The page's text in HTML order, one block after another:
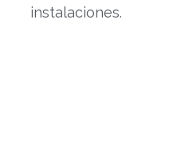
instalaciones.